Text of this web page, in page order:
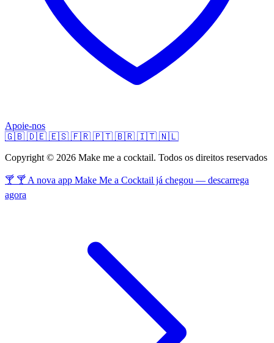
Apoie-nos
🇬🇧 🇩🇪 🇪🇸 🇫🇷 🇵🇹 🇧🇷 🇮🇹 🇳🇱
Copyright © 2026 Make me a cocktail. Todos os direitos reservados
🍸 🍸 A nova app Make Me a Cocktail já chegou — descarrega
agora